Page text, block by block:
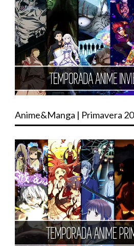
Anime&Manga | Primavera